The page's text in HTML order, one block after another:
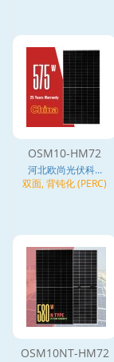
OSM10-HM72
河北欧尚光伏科...
双面, 背钝化 (PERC)
OSM10NT-HM72